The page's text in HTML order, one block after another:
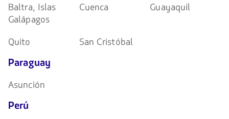
Baltra, Islas
Galápagos
Cuenca Guayaquil
Quito San Cristóbal
Paraguay
Asunción
Perú